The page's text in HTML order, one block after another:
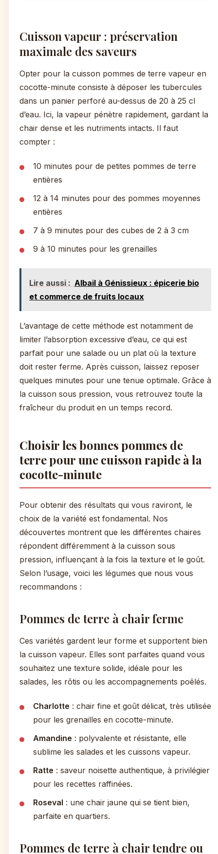
Cuisson vapeur : préservation
maximale des saveurs
Opter pour la cuisson pommes de terre vapeur en
cocotte-minute consiste à déposer les tubercules
dans un panier perforé au-dessus de 20 à 25 cl
d’eau. Ici, la vapeur pénètre rapidement, gardant la
chair dense et les nutriments intacts. Il faut
compter :
10 minutes pour de petites pommes de terre
entières
12 à 14 minutes pour des pommes moyennes
entières
7 à 9 minutes pour des cubes de 2 à 3 cm
9 à 10 minutes pour les grenailles
Lire aussi : Albail à Génissieux : épicerie bio
et commerce de fruits locaux
L’avantage de cette méthode est notamment de
limiter l’absorption excessive d’eau, ce qui est
parfait pour une salade ou un plat où la texture
doit rester ferme. Après cuisson, laissez reposer
quelques minutes pour une tenue optimale. Grâce à
la cuisson sous pression, vous retrouvez toute la
fraîcheur du produit en un temps record.
Choisir les bonnes pommes de
terre pour une cuisson rapide à la
cocotte-minute
Pour obtenir des résultats qui vous raviront, le
choix de la variété est fondamental. Nos
découvertes montrent que les différentes chaires
répondent différemment à la cuisson sous
pression, influençant à la fois la texture et le goût.
Selon l’usage, voici les légumes que nous vous
recommandons :
Pommes de terre à chair ferme
Ces variétés gardent leur forme et supportent bien
la cuisson vapeur. Elles sont parfaites quand vous
souhaitez une texture solide, idéale pour les
salades, les rôtis ou les accompagnements poêlés.
Charlotte : chair fine et goût délicat, très utilisée
pour les grenailles en cocotte-minute.
Amandine : polyvalente et résistante, elle
sublime les salades et les cuissons vapeur.
Ratte : saveur noisette authentique, à privilégier
pour les recettes raffinées.
Roseval : une chair jaune qui se tient bien,
parfaite en quartiers.
Pommes de terre à chair tendre ou